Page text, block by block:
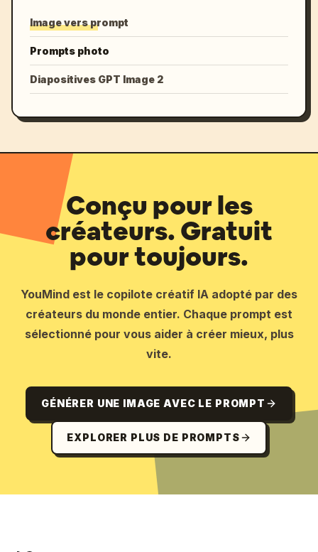
Image vers prompt
Prompts photo
Diapositives GPT Image 2
Conçu pour les
créateurs. Gratuit
pour toujours.
YouMind est le copilote créatif IA adopté par des
créateurs du monde entier. Chaque prompt est
sélectionné pour vous aider à créer mieux, plus
vite.
GÉNÉRER UNE IMAGE AVEC LE PROMPT
EXPLORER PLUS DE PROMPTS